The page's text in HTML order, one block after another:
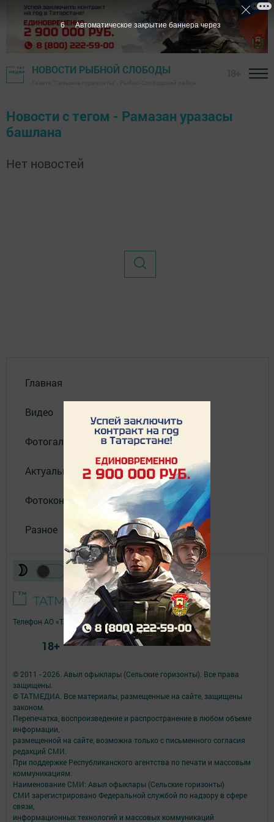
НОВОСТИ РЫБНОЙ СЛОБОДЫ
Новости с тегом - Рамазан уразасы
башлана
Нет новостей
Главная
Видео
Фотогалереи
Актуальное видео
Фотоконкурс
Разное
© 2011 - 2026. Авыл офыклары (Сельские горизонты). Все права
защищены.
© ТАТМЕДИА. Все материалы, размещенные на сайте, защищены
законом.
Перепечатка, воспроизведение и распространение в любом объеме
информации,
размещенной на сайте, возможна только с письменного согласия
редакций СМИ.
При поддержке Республиканского агентства по печати и массовым
коммуникациям.
Наименование СМИ: Авыл офыклары (Сельские горизонты)
СМИ зарегистрировано Федеральной службой по надзору в сфере
связи,
информационных технологий и массовых коммуникаций
Телефон АО «ТАТМЕДИА»:(843) 222 09 84
18+
6 Автоматическое закрытие баннера через